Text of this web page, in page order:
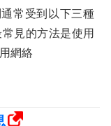
常受到以下三種
見的方法是使用
網絡